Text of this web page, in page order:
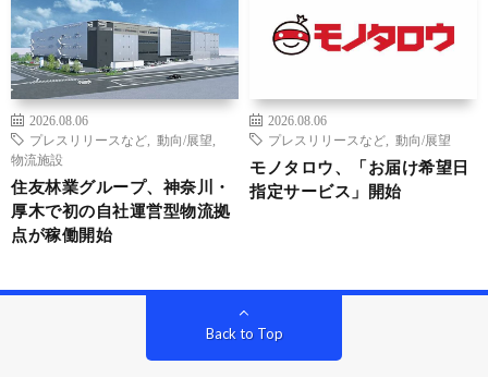
2026.08.06
プレスリリースなど
動向/展望
物流施設
住友林業グループ、神奈川・
厚木で初の自社運営型物流拠
点が稼働開始
2026.08.06
プレスリリースなど
動向/展望
モノタロウ、「お届け希望日
指定サービス」開始
Back to Top